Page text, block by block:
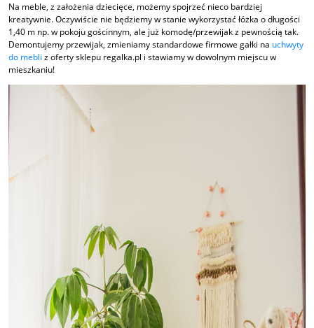
Na meble, z założenia dziecięce, możemy spojrzeć nieco bardziej
kreatywnie. Oczywiście nie będziemy w stanie wykorzystać łóżka o długości
1,40 m np. w pokoju gościnnym, ale już komodę/przewijak z pewnością tak.
Demontujemy przewijak, zmieniamy standardowe firmowe gałki na uchwyty
do mebli z oferty sklepu regalka.pl i stawiamy w dowolnym miejscu w
mieszkaniu!